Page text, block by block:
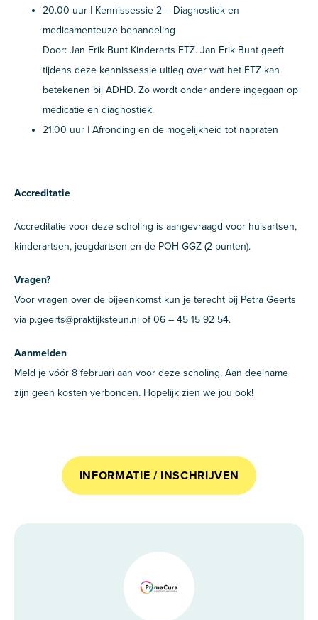
20.00 uur | Kennissessie 2 – Diagnostiek en
medicamenteuze behandeling
Door: Jan Erik Bunt Kinderarts ETZ. Jan Erik Bunt geeft
tijdens deze kennissessie uitleg over wat het ETZ kan
betekenen bij ADHD. Zo wordt onder andere ingegaan op
medicatie en diagnostiek.
21.00 uur | Afronding en de mogelijkheid tot napraten
Accreditatie
Accreditatie voor deze scholing is aangevraagd voor huisartsen,
kinderartsen, jeugdartsen en de POH-GGZ (2 punten).
Vragen?
Voor vragen over de bijeenkomst kun je terecht bij Petra Geerts
via p.geerts@praktijksteun.nl of 06 – 45 15 92 54.
Aanmelden
Meld je vóór 8 februari aan voor deze scholing. Aan deelname
zijn geen kosten verbonden. Hopelijk zien we jou ook!
INFORMATIE / INSCHRIJVEN